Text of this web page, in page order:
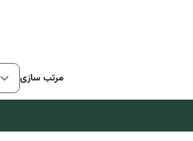
مرتب سازی